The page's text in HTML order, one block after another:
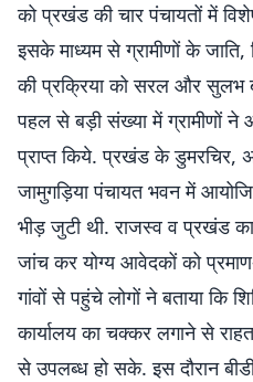
को प्रखंड की चार पंचायतों में
इसके माध्यम से ग्रामीणों के
की प्रक्रिया को सरल और सुलभ
पहल से बड़ी संख्या में ग्रामीणों
प्राप्त किये. प्रखंड के डुमरचिर,
जामुगड़िया पंचायत भवन में
भीड़ जुटी थी. राजस्व व प्रखंड
जांच कर योग्य आवेदकों को
गांवों से पहुंचे लोगों ने बताया
कार्यालय का चक्कर लगाने से
से उपलब्ध हो सके. इस दौरान